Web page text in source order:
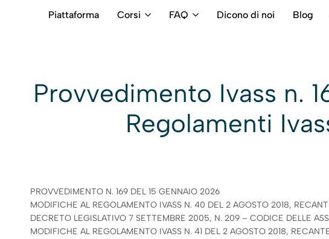
Piattaforma Corsi FAQ Dicono di noi Blog
Provvedimento Ivass n.
Regolamenti
PROVVEDIMENTO N. 169 DEL 15 GENNAIO 2026
MODIFICHE AL REGOLAMENTO IVASS N. 40 DEL 2 AGOSTO 2018,
DECRETO LEGISLATIVO 7 SETTEMBRE 2005, N. 209 – CODICE DELLE
MODIFICHE AL REGOLAMENTO IVASS N. 41 DEL 2 AGOSTO 2018,